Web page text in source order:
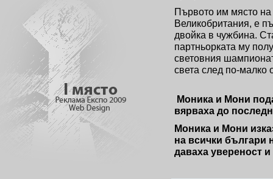
Първото им място на
Великобритания, е
двойка в чужбина.
партньорката му
световния
света след по-малко
Моника и Мони
вярваха до
Моника и Мони
на всички българи
даваха увереност